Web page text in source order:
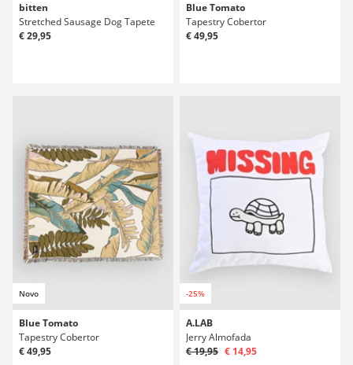
bitten
Stretched Sausage Dog Tapete
€ 29,95
Blue Tomato
Tapestry Cobertor
€ 49,95
Novo
Blue Tomato
Tapestry Cobertor
€ 49,95
-25%
A.LAB
Jerry Almofada
€ 19,95 € 14,95